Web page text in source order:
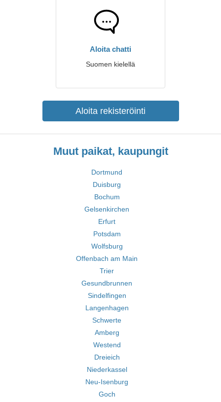
Aloita chatti
Suomen kielellä
Aloita rekisteröinti
Muut paikat, kaupungit
Dortmund
Duisburg
Bochum
Gelsenkirchen
Erfurt
Potsdam
Wolfsburg
Offenbach am Main
Trier
Gesundbrunnen
Sindelfingen
Langenhagen
Schwerte
Amberg
Westend
Dreieich
Niederkassel
Neu-Isenburg
Goch